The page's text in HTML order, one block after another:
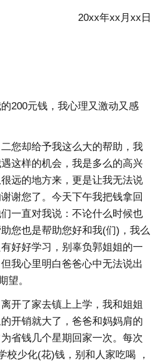
20xx年xx月xx日
200元钱，我心理又激动又感
您却给予我这么大的帮助，我
这样的机会，我是多么的高兴
远的地方来，更是让我无法说
谢您了。今天下午我把钱拿回
一直对我说：不论什么时候也
您也是帮助您好和我(们)，我么
好好学习，别辜负郭姐姐的一
我心里明白爸爸心中无法说出
望。
开了家去镇上上学，我和姐姐
开销就大了，爸爸和妈妈肩的
省钱几个星期回家一次。每次
校少化(花)钱，别和人家吃喝 ，